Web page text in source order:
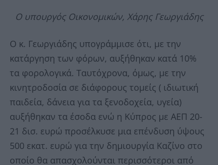
Ο υπουργός Οικονομικών, Χάρης Γεωργιάδης
Ο κ. Γεωργιάδης υπογράμμισε ότι, με την
κατάργηση των φόρων, αυξήθηκαν κατά 10%
τα φορολογικά. Ταυτόχρονα, όμως, με την
κινητροδοσία σε διάφορους τομείς ( ιδιωτική
παιδεία, δάνεια για τα ξενοδοχεία, υγεία)
αυξήθηκαν τα έσοδα ενώ η Κύπρος με ΑΕΠ 20-
21 δισ. ευρώ προσέλκυσε μια επένδυση ύψους
500 εκατ. ευρώ για την δημιουργία Καζίνο στο
οποίο θα απασχολούνται περισσότεροι από